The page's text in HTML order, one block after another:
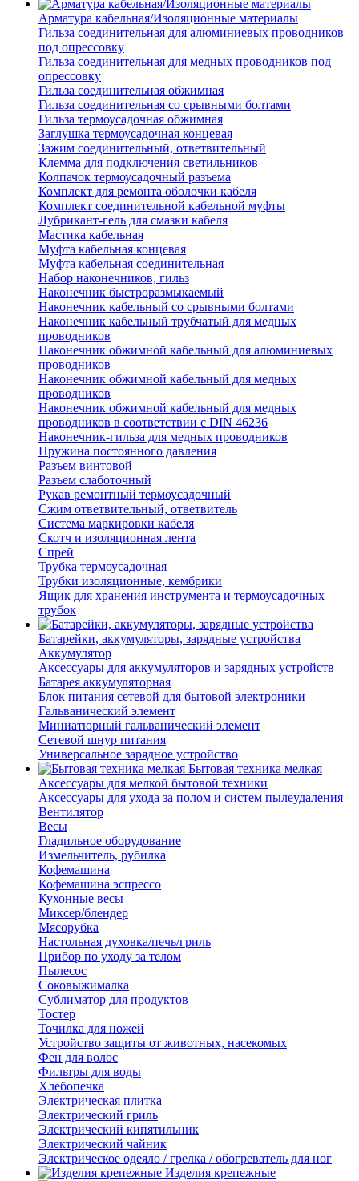
Арматура кабельная/Изоляционные материалы
Гильза соединительная для алюминиевых проводников
под опрессовку
Гильза соединительная для медных проводников под
опрессовку
Гильза соединительная обжимная
Гильза соединительная со срывными болтами
Гильза термоусадочная обжимная
Заглушка термоусадочная концевая
Зажим соединительный, ответвительный
Клемма для подключения светильников
Колпачок термоусадочный разъема
Комплект для ремонта оболочки кабеля
Комплект соединительной кабельной муфты
Лубрикант-гель для смазки кабеля
Мастика кабельная
Муфта кабельная концевая
Муфта кабельная соединительная
Набор наконечников, гильз
Наконечник быстроразмыкаемый
Наконечник кабельный со срывными болтами
Наконечник кабельный трубчатый для медных
проводников
Наконечник обжимной кабельный для алюминиевых
проводников
Наконечник обжимной кабельный для медных
проводников
Наконечник обжимной кабельный для медных
проводников в соответствии с DIN 46236
Наконечник-гильза для медных проводников
Пружина постоянного давления
Разъем винтовой
Разъем слаботочный
Рукав ремонтный термоусадочный
Сжим ответвительный, ответвитель
Система маркировки кабеля
Скотч и изоляционная лента
Спрей
Трубка термоусадочная
Трубки изоляционные, кембрики
Ящик для хранения инструмента и термоусадочных
трубок
Батарейки, аккумуляторы, зарядные устройства
Аккумулятор
Аксессуары для аккумуляторов и зарядных устройств
Батарея аккумуляторная
Блок питания сетевой для бытовой электроники
Гальванический элемент
Миниатюрный гальванический элемент
Сетевой шнур питания
Универсальное зарядное устройство
Бытовая техника мелкая
Аксессуары для мелкой бытовой техники
Аксессуары для ухода за полом и систем пылеудаления
Вентилятор
Весы
Гладильное оборудование
Измельчитель, рубилка
Кофемашина
Кофемашина эспрессо
Кухонные весы
Миксер/блендер
Мясорубка
Настольная духовка/печь/гриль
Прибор по уходу за телом
Пылесос
Соковыжималка
Сублиматор для продуктов
Тостер
Точилка для ножей
Устройство защиты от животных, насекомых
Фен для волос
Фильтры для воды
Хлебопечка
Электрическая плитка
Электрический гриль
Электрический кипятильник
Электрический чайник
Электрическое одеяло / грелка / обогреватель для ног
Изделия крепежные